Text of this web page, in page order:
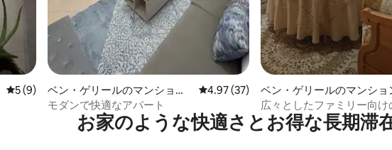
レビュー9件、5つ星中5つ星の平均評価
5 (9)
ベン・ゲリールのマンショ
ン・アパート
レビュー37件、5つ星中4.97つ星の平均
4.97 (37)
モダンで快適なアパート
ベン・ゲリールのマンショ
パート
広々としたファミリー向け
ント
お家のような快⁠適⁠さ⁠とお⁠得⁠な長⁠期⁠滞⁠